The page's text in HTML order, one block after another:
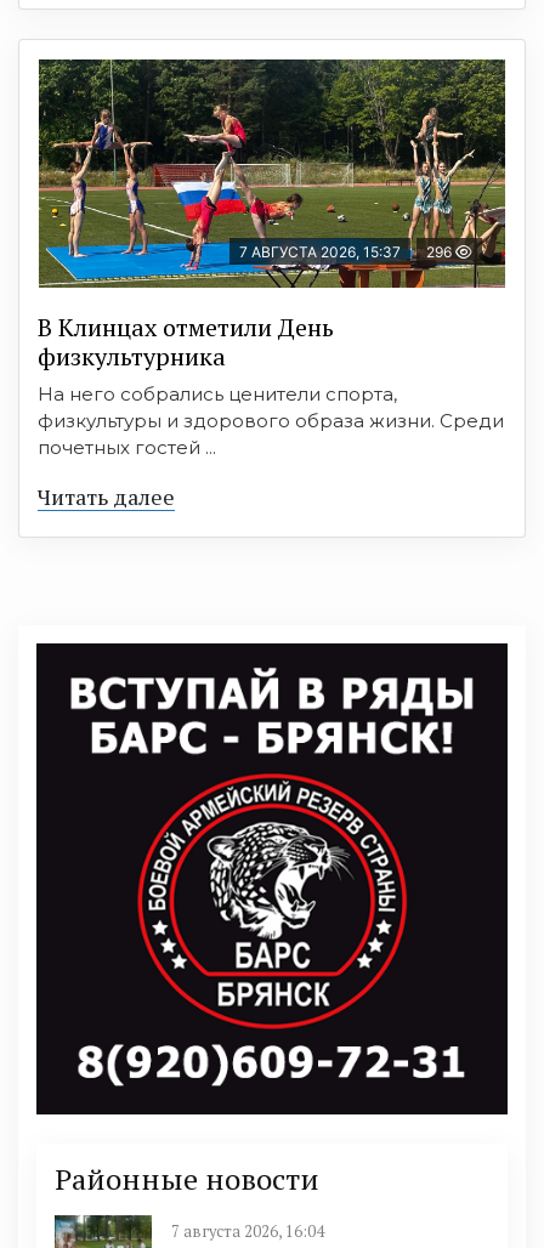
7 АВГУСТА 2026, 15:37 296
В Клинцах отметили День
физкультурника
На него собрались ценители спорта,
физкультуры и здорового образа жизни. Среди
почетных гостей ...
Читать далее
Районные новости
7 августа 2026, 16:04